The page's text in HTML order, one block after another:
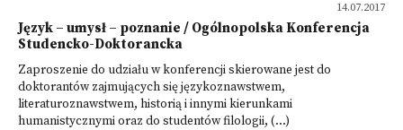
14.07.2017
Język – umysł – poznanie / Ogólnopolska Konferencja
Studencko-Doktorancka
Zaproszenie do udziału w konferencji skierowane jest do
doktorantów zajmujących się językoznawstwem,
literaturoznawstwem, historią i innymi kierunkami
humanistycznymi oraz do studentów filologii, (...)